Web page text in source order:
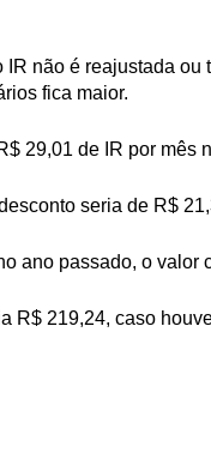
não é reajustada
fica maior.
29,01 de IR por mês
seria de R$
ano passado, o valor
R$ 219,24, caso